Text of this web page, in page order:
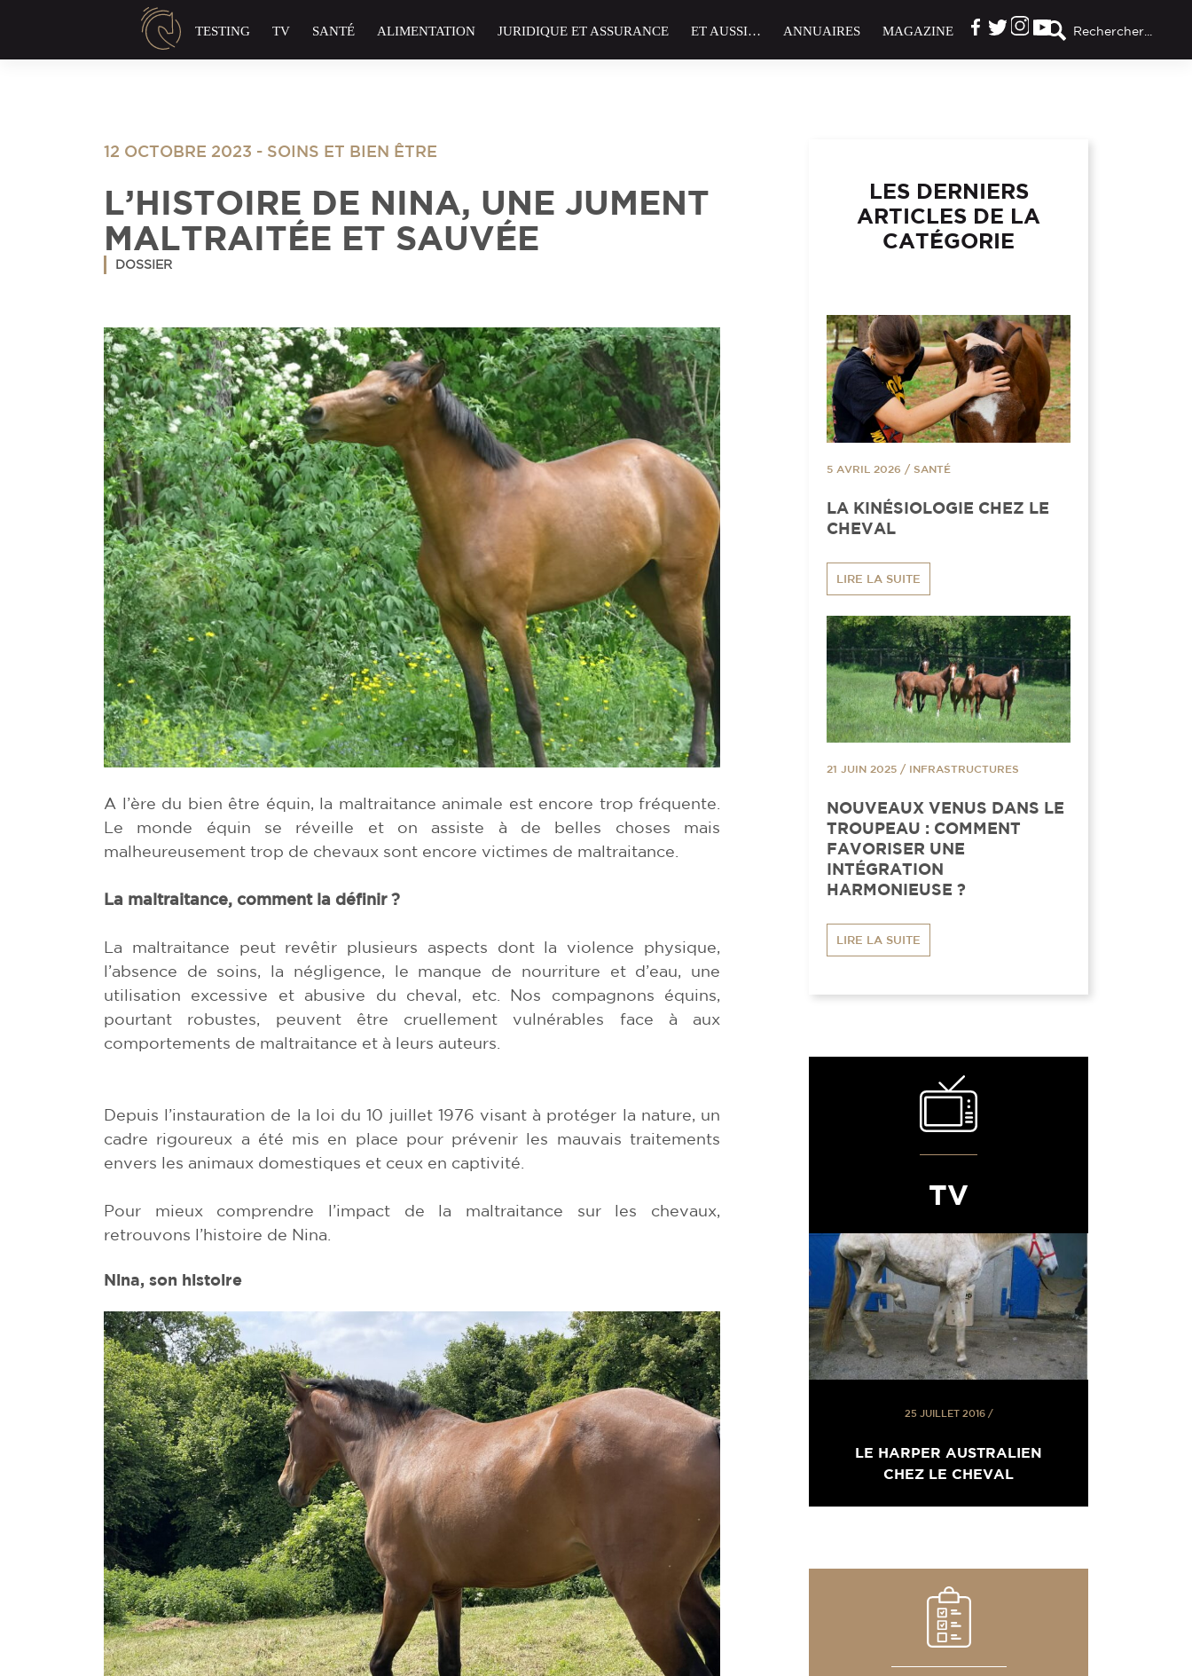
Rechercher...
TESTING TV SANTÉ ALIMENTATION JURIDIQUE ET ASSURANCE ET AUSSI… ANNUAIRES MAGAZINE
12 OCTOBRE 2023 - SOINS ET BIEN ÊTRE
L’HISTOIRE DE NINA, UNE JUMENT
MALTRAITÉE ET SAUVÉE
DOSSIER
A l’ère du bien être équin, la maltraitance animale est encore trop fréquente.
Le monde équin se réveille et on assiste à de belles choses mais
malheureusement trop de chevaux sont encore victimes de maltraitance.
La maltraitance, comment la définir ?
La maltraitance peut revêtir plusieurs aspects dont la violence physique,
l’absence de soins, la négligence, le manque de nourriture et d’eau, une
utilisation excessive et abusive du cheval, etc. Nos compagnons équins,
pourtant robustes, peuvent être cruellement vulnérables face à aux
comportements de maltraitance et à leurs auteurs.
Depuis l’instauration de la loi du 10 juillet 1976 visant à protéger la nature, un
cadre rigoureux a été mis en place pour prévenir les mauvais traitements
envers les animaux domestiques et ceux en captivité.
Pour mieux comprendre l’impact de la maltraitance sur les chevaux,
retrouvons l’histoire de Nina.
Nina, son histoire
LES DERNIERS
ARTICLES DE LA
CATÉGORIE
5 AVRIL 2026 / SANTÉ
LA KINÉSIOLOGIE CHEZ LE
CHEVAL
LIRE LA SUITE
21 JUIN 2025 / INFRASTRUCTURES
NOUVEAUX VENUS DANS LE
TROUPEAU : COMMENT
FAVORISER UNE
INTÉGRATION
HARMONIEUSE ?
LIRE LA SUITE
TV
25 JUILLET 2016/
LE HARPER AUSTRALIEN
CHEZ LE CHEVAL
Panneau de gestion des cookies